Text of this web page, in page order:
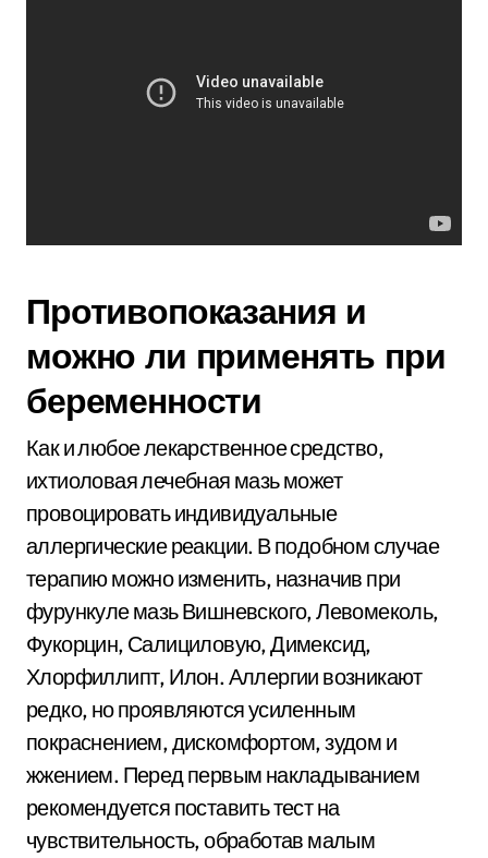
Противопоказания и
можно ли применять при
беременности
Как и любое лекарственное средство,
ихтиоловая лечебная мазь может
провоцировать индивидуальные
аллергические реакции. В подобном случае
терапию можно изменить, назначив при
фурункуле мазь Вишневского, Левомеколь,
Фукорцин, Салициловую, Димексид,
Хлорфиллипт, Илон. Аллергии возникают
редко, но проявляются усиленным
покраснением, дискомфортом, зудом и
жжением. Перед первым накладыванием
рекомендуется поставить тест на
чувствительность, обработав малым